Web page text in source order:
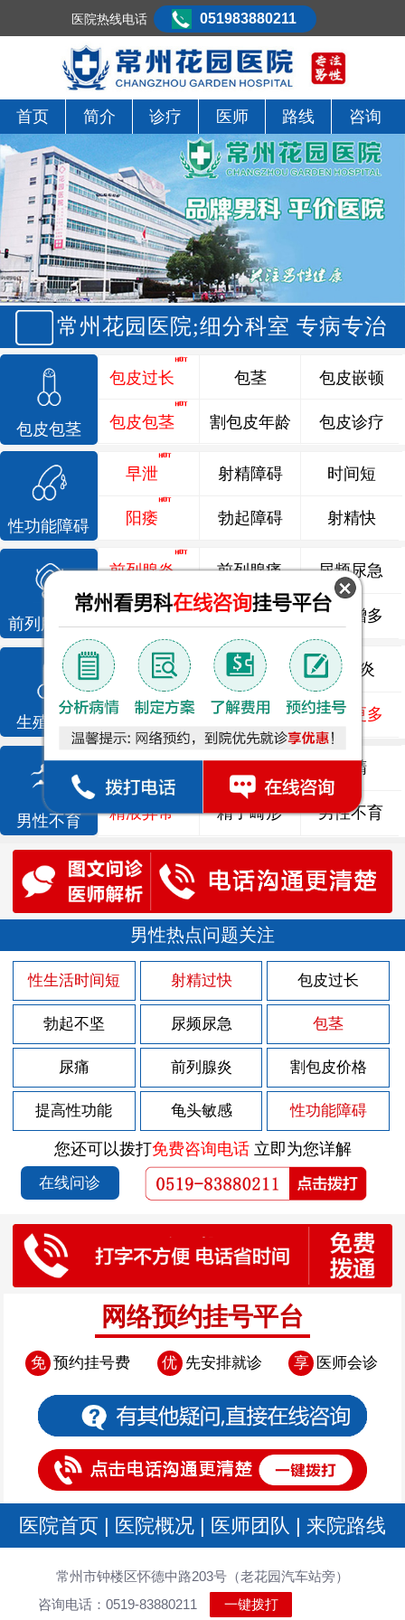
首页 简介 诊疗 医师 路线 咨询
常州花园医院;细分科室 专病专治
包皮包茎
包皮过长
包皮包茎
包茎
割包皮年龄
包皮嵌顿
包皮诊疗
性功能障碍
早泄
阳痿
射精障碍
勃起障碍
时间短
射精快
前列腺疾病
前列腺炎 前列腺痛 尿频尿急
前列腺增生 排尿不畅 夜尿增多
生殖感染
龟头炎 睾丸炎 尿道炎
尿相关 泌尿感染 了解更多
男性不育
死精 少精 弱精
精液异常 精子畸形 男性不育
男性热点问题关注
性生活时间短 射精过快 包皮过长
勃起不坚 尿频尿急 包茎
尿痛 前列腺炎 割包皮价格
提高性功能 龟头敏感 性功能障碍
您还可以拨打免费咨询电话立即为您详解
在线问诊
网络预约挂号平台
免 预约挂号费 优 先安排就诊 享 医师会诊
医院首页 | 医院概况 | 医师团队 | 来院路线
常州市钟楼区怀德中路203号（老花园汽车站旁）
咨询电话：0519-83880211
一键拨打
医院热线电话 051983880211